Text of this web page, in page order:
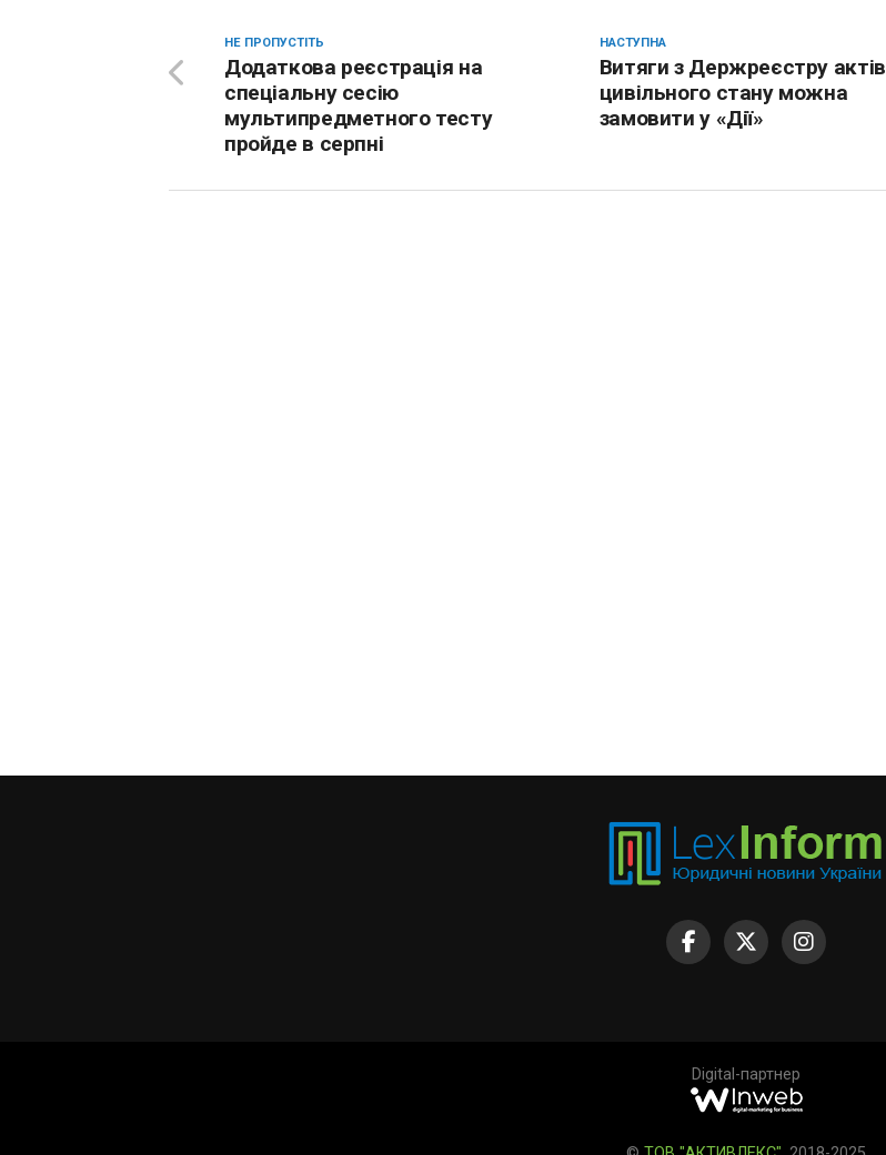
НАСТУПНА
Витяги з Держреєстру актів
цивільного стану можна
замовити у «Дії»
НЕ ПРОПУСТІТЬ
Додаткова реєстрація на
спеціальну сесію
мультипредметного тесту
пройде в серпні
Digital-партнер